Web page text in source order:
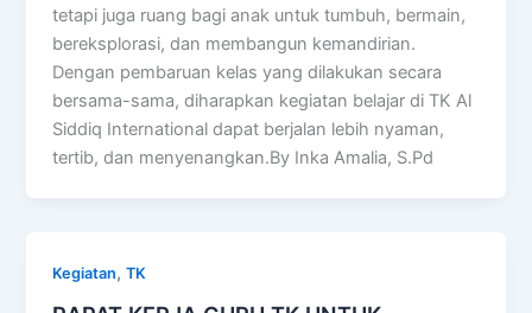
tetapi juga ruang bagi anak untuk tumbuh, bermain,
bereksplorasi, dan membangun kemandirian.
Dengan pembaruan kelas yang dilakukan secara
bersama-sama, diharapkan kegiatan belajar di TK Al
Siddiq International dapat berjalan lebih nyaman,
tertib, dan menyenangkan.By Inka Amalia, S.Pd
Kegiatan,TK